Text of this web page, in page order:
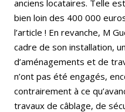
anciens locataires. Telle
bien loin des 400 000
l’article ! En revanche, M
cadre de son installation,
d’aménagements et de
n’ont pas été engagés,
contrairement à ce
travaux de câblage, de